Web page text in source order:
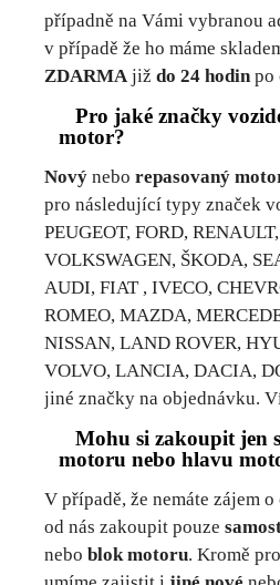
případně na Vámi vybranou
v případě že ho máme
ZDARMA již do 24 hodin po
Pro jaké značky
motor?
Nový nebo repasovaný
pro následující typy značek
PEUGEOT, FORD,
VOLKSWAGEN, ŠKODA,
AUDI, FIAT , IVECO,
ROMEO, MAZDA,
NISSAN, LAND ROVER,
VOLVO, LANCIA, DACIA,
jiné značky na objednávku.
Mohu si zakoupit jen
motoru nebo hlavu
V případě, že nemáte zájem
od nás zakoupit pouze
nebo blok motoru. Kromě